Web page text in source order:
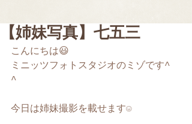
【姉妹写真】七五三
こんにちは😃
ミニッツフォトスタジオのミゾです^
^
今日は姉妹撮影を載せます☺️